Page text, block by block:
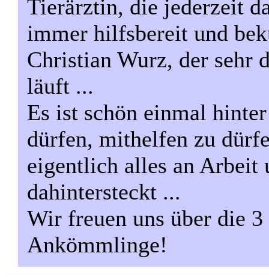
Tierärztin, die jederzeit
immer hilfsbereit und
Christian Wurz, der sehr
läuft ...
Es ist schön einmal
dürfen, mithelfen zu
eigentlich alles an Arbeit
dahintersteckt ...
Wir freuen uns über die 3
Ankömmlinge!